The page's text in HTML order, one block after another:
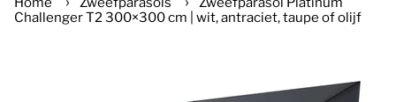
Challenger T2 300×300 cm | wit, antraciet, taupe of olijf